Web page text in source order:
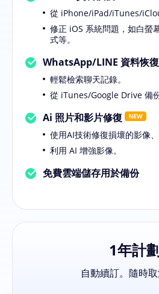
從 iPhone/iPad/iTunes/
修正 iOS 系統問題，如白螢
式等。
WhatsApp/LINE 資料恢復
輕鬆檢索聊天記錄。
從 iTunes/Google Drive 備份
Ai 照片和影片修復
使用AI技術修復損壞的影像、
利用 AI 增強影像。
免費雲端儲存用於備份
1年計
自動續訂。隨時取